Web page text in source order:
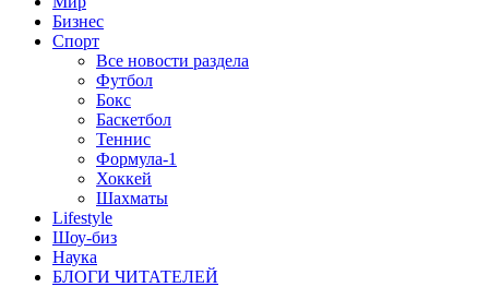
Бизнес
Спорт
Все новости раздела
Футбол
Бокс
Баскетбол
Теннис
Формула-1
Хоккей
Шахматы
Lifestyle
Шоу-биз
Наука
БЛОГИ ЧИТАТЕЛЕЙ